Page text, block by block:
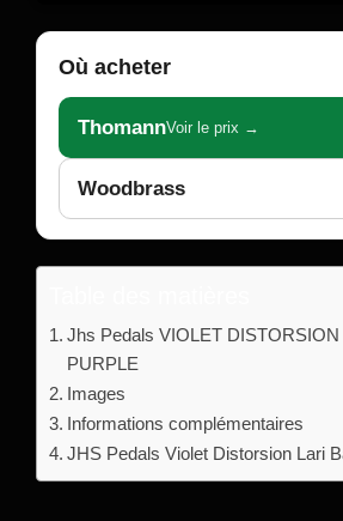
Où acheter
ThomannVoir le prix →
Woodbrass
Jhs Pedals VIOLET
PURPLE
Images
Informations complémentaires
JHS Pedals Violet Distorsion Lari